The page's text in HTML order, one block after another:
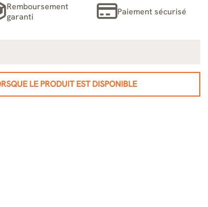
Remboursement
garanti
Paiement sécurisé
LE PRODUIT EST DISPONIBLE